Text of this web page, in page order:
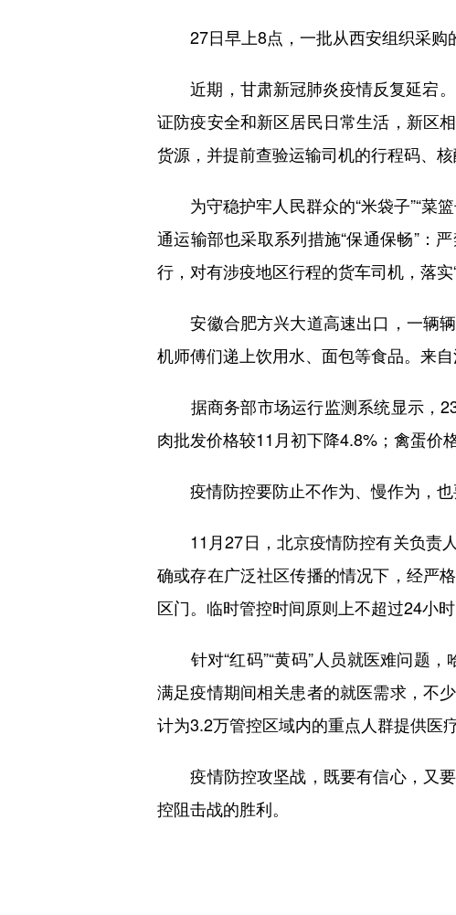
27日早上8点，一批从西安组织采购
近期，甘肃新冠肺炎疫情反复延宕。
证防疫安全和新区居民日常生活，新区
货源，并提前查验运输司机的行程码、
为守稳护牢人民群众的“米袋子”“菜
通运输部也采取系列措施“保通保畅”：
行，对有涉疫地区行程的货车司机，落
安徽合肥方兴大道高速出口，一辆辆
机师傅们递上饮用水、面包等食品。来
据商务部市场运行监测系统显示，23
肉批发价格较11月初下降4.8%；禽蛋价
疫情防控要防止不作为、慢作为，也
11月27日，北京疫情防控有关负责人
确或存在广泛社区传播的情况下，经严
区门。临时管控时间原则上不超过24小时
针对“红码”“黄码”人员就医难问题，
满足疫情期间相关患者的就医需求，不
计为3.2万管控区域内的重点人群提供医
疫情防控攻坚战，既要有信心，又要
控阻击战的胜利。